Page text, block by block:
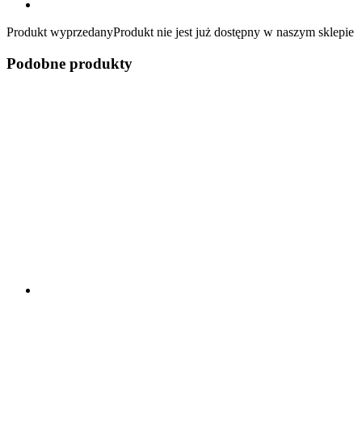
Produkt wyprzedanyProdukt nie jest już dostępny w naszym sklepie
Podobne produkty